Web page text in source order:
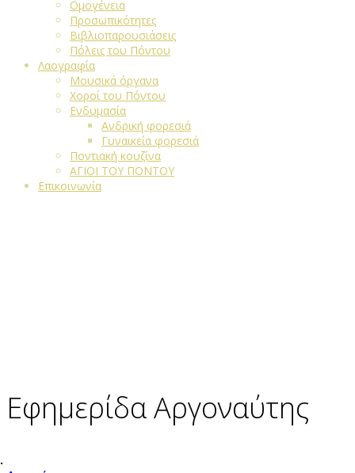
Ομογένεια
Προσωπικότητες
Βιβλιοπαρουσιάσεις
Πόλεις του Πόντου
Λαογραφία
Μουσικά όργανα
Χοροί του Πόντου
Ενδυμασία
Ανδρική φορεσιά
Γυναικεία φορεσιά
Ποντιακή κουζίνα
ΑΓΙΟΙ ΤΟΥ ΠΟΝΤΟΥ
Επικοινωνία
Εφημερίδα Αργοναύτης